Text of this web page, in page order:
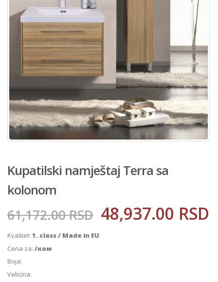
Kupatilski namještaj Terra sa
kolonom
61,172.00RSD 48,937.00 RSD
Kvalitet: 1. class / Made in EU
Cena za: /ком
Boja:
Velicina: